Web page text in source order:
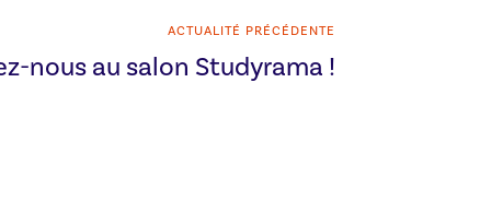
ACTUALITÉ PRÉCÉDENTE
nous au salon Studyrama !